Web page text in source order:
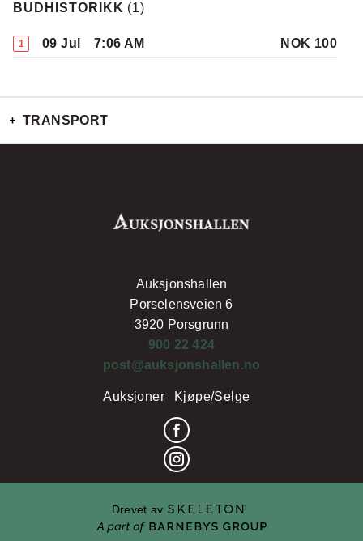
BUDHISTORIKK (1)
1 09 Jul 7:06 AM NOK 100
TRANSPORT
Auksjonshallen
Porselensveien 6
3920 Porsgrunn
900 22 424
post@auksjonshallen.no
Auksjoner Kjøpe/Selge
Drevet av